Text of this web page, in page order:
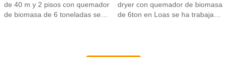
de 40 m y 2 pisos con quemador
de biomasa de 6 toneladas se
dryer con quemador de biomasa
de 6ton en Loas se ha trabajado